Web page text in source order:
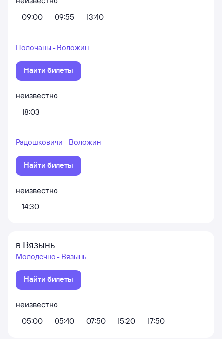
09:00
09:55 13:40
Полочаны - Воложин
Найти билеты
неизвестно
18:03
Радошковичи - Воложин
Найти билеты
неизвестно
14:30
в Вязынь
Молодечно - Вязынь
Найти билеты
неизвестно
05:00
05:40 07:50 15:20 17:50